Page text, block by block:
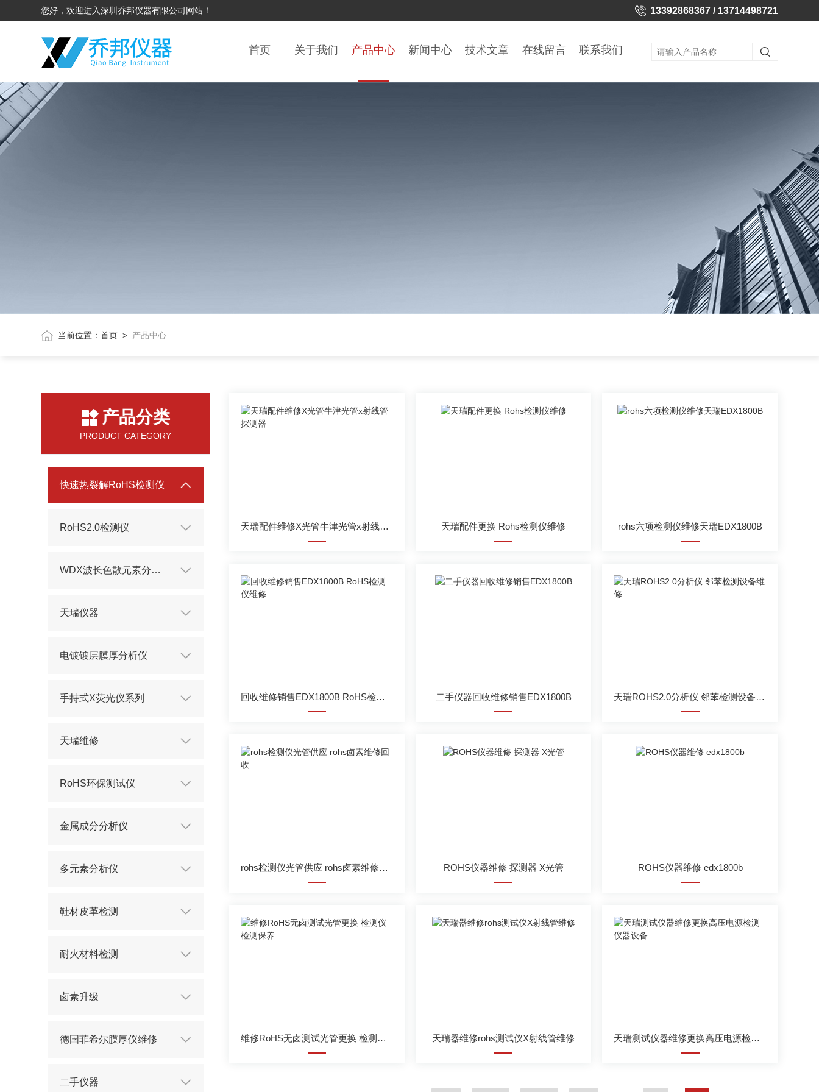
您好，欢迎进入深圳乔邦仪器有限公司网站！ 13392868367 / 13714498721
首页 关于我们 产品中心 新闻中心 技术文章 在线留言 联系我们
当前位置：首页 > 产品中心
产品分类
PRODUCT CATEGORY
快速热裂解RoHS检测仪
RoHS2.0检测仪
WDX波长色散元素分析仪
天瑞仪器
电镀镀层膜厚分析仪
手持式X荧光仪系列
天瑞维修
RoHS环保测试仪
金属成分分析仪
多元素分析仪
鞋材皮革检测
耐火材料检测
卤素升级
德国菲希尔膜厚仪维修
二手仪器
天瑞配件维修X光管牛津光管x射线管探测器 天瑞配件更换 Rohs检测仪维修 rohs六项检测仪维修天瑞EDX1800B
回收维修销售EDX1800B RoHS检测仪维修 二手仪器回收维修销售EDX1800B 天瑞ROHS2.0分析仪 邻苯检测设备维修
rohs检测仪光管供应 rohs卤素维修回收 ROHS仪器维修 探测器 X光管 ROHS仪器维修 edx1800b
维修RoHS无卤测试光管更换 检测仪检测保养 天瑞器维修rohs测试仪X射线管维修 天瑞测试仪器维修更换高压电源检测仪器设备